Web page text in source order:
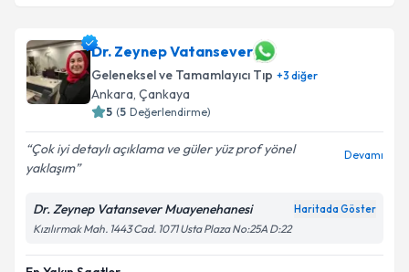
Dr. Zeynep Vatansever
Geleneksel ve Tamamlayıcı Tıp +3 diğer
Ankara, Çankaya
5 (5 Değerlendirme)
Çok iyi detaylı açıklama ve güler yüz prof yönel
yaklaşım
Devamı
Dr. Zeynep Vatansever Muayenehanesi Haritada Göster
Kızılırmak Mah. 1443 Cad. 1071 Usta Plaza No:25A D:22